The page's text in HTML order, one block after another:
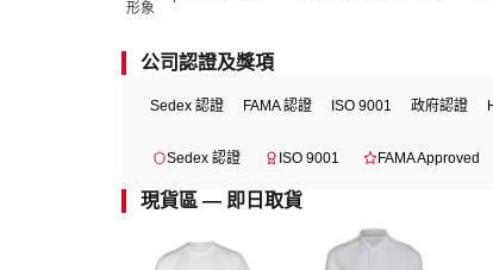
形象
公司認證及獎項
Sedex 認證 FAMA 認證 ISO 9001 政府認證
Sedex 認證 ISO 9001 FAMA Approved
現貨區 — 即日取貨